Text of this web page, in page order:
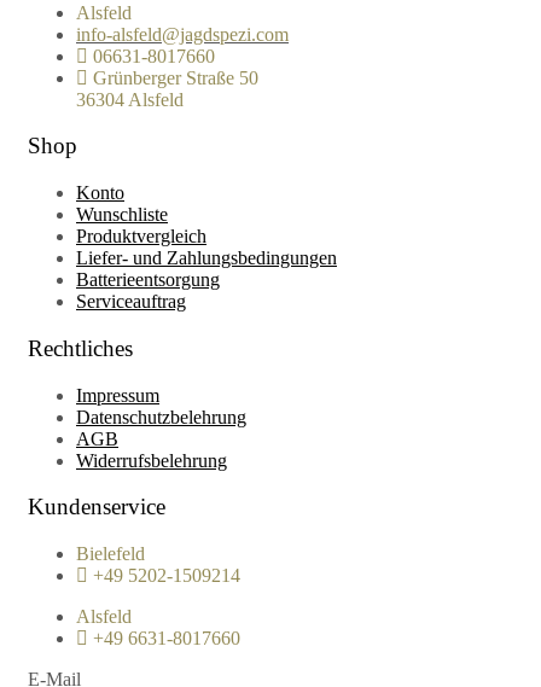
Alsfeld
info-alsfeld@jagdspezi.com
06631-8017660
Grünberger Straße 50
36304 Alsfeld
Shop
Konto
Wunschliste
Produktvergleich
Liefer- und Zahlungsbedingungen
Batterieentsorgung
Serviceauftrag
Rechtliches
Impressum
Datenschutzbelehrung
AGB
Widerrufsbelehrung
Kundenservice
Bielefeld
+49 5202-1509214
Alsfeld
+49 6631-8017660
E-Mail